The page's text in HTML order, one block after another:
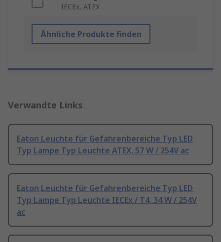
IECEx, ATEX
Ähnliche Produkte finden
Verwandte Links
Eaton Leuchte für Gefahrenbereiche Typ LED
Typ Lampe Typ Leuchte ATEX, 57 W / 254V ac
Eaton Leuchte für Gefahrenbereiche Typ LED
Typ Lampe Typ Leuchte IECEx / T4, 34 W / 254V
ac